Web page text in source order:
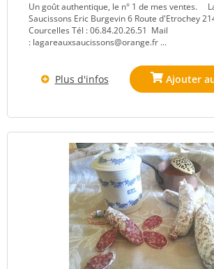
Un goût authentique, le n° 1 de mes ventes.
Saucissons Eric Burgevin 6 Route d'Etrochey
Courcelles Tél : 06.84.20.26.51 Mail
: lagareauxsaucissons@orange.fr ...
Plus d'infos